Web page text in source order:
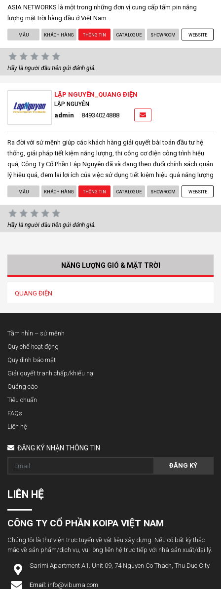
ASIA NETWORKS là một trong những đơn vị cung cấp tấm pin năng
lượng mặt trời hàng đầu ở Việt Nam.
MẪU KHÁCH HÀNG THÔNG TIN CATALOGUE SHOWROOM WEBSITE
Hãy là người đầu tiên gửi đánh giá.
LẬP NGUYÊN_QUANG ĐIỆN
LẬP NGUYÊN
admin 84934024888
Ra đời với sứ mệnh giúp các khách hàng giải quyết bài toán đầu tư hệ
thống, giải pháp tiết kiệm năng lượng, thi công cơ điện công trình hiệu
quả, Công Ty Cổ Phần Lập Nguyên đã và đang theo đuổi chính sách quản
lý hiệu quả, đem lai lợi ích của việc sử dụng tiết kiệm hiệu quả năng lượng
MẪU KHÁCH HÀNG THÔNG TIN CATALOGUE SHOWROOM WEBSITE
Hãy là người đầu tiên gửi đánh giá.
NĂNG LƯỢNG GIÓ & MẶT TRỜI
QUANG ĐIỆN
Tầm nhìn – sứ mệnh
Quy chế hoạt động
Quy định bảo mật
Giải quyết tranh chấp/khiếu nại
Quảng cáo
Tiêu chuẩn
FAQs
Liên hệ
ĐĂNG KÝ NHẬN THÔNG TIN
ĐĂNG KÝ
LIÊN HỆ
CÔNG TY CỔ PHẦN KOIPA VIỆT NAM
Chúng tôi là thư viện trực tuyến về vật liệu xây dựng. Nếu có bất kỳ thắc
mắc về sản phẩm/dịch vụ, vui lòng liên hệ trực tiếp với nhà sản xuất/đại lý.
Sarimi Apartment A1. Unit 09, 74 Nguyen Co Thach, Thu Duc City
Email: info@vibuma.com